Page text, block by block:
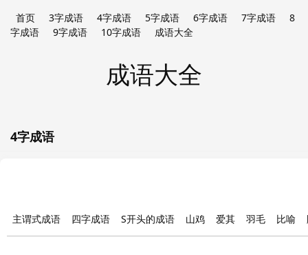
首页 3字成语 4字成语 5字成语 6字成语 7字成语
8
字成语
9字成语 10字成语 成语大全
成语大全
4字成语
主谓式成语 四字成语 S开头的成语 山鸡 爱其 羽毛 比喻